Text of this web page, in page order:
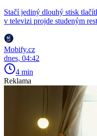
Stačí jediný dlouhý stisk
v televizi projde studeným
Mobify.cz
dnes, 04:42
4 min
Reklama